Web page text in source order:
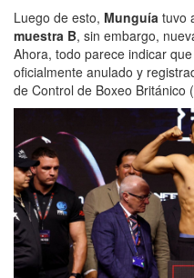
Luego de esto, Munguía tuvo
muestra B, sin embargo,
Ahora, todo parece indicar
oficialmente anulado y
de Control de Boxeo Británico